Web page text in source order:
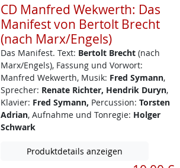
CD Manfred Wekwerth: Das
Manifest von Bertolt Brecht
(nach Marx/Engels)
Das Manifest. Text: Bertolt Brecht(nach
Marx/Engels), Fassung und Vorwort:
Manfred Wekwerth, Musik: Fred Symann,
Sprecher: Renate Richter, Hendrik Duryn,
Klavier: Fred Symann, Percussion: Torsten
Adrian, Aufnahme und Tonregie: Holger
Schwark
Produktdetails anzeigen